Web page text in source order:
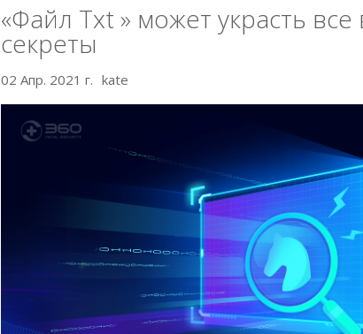
«Файл Txt » может украсть
секреты
02 Апр. 2021 г. kate